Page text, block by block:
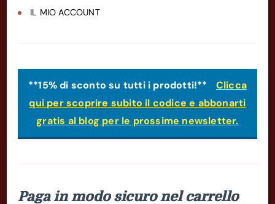
IL MIO ACCOUNT
**15% di sconto su tutti i prodotti!**
Clicca
qui per scoprire subito il codice e abbonarti
gratis al blog per le prossime newsletter.
Paga in modo sicuro nel carrello